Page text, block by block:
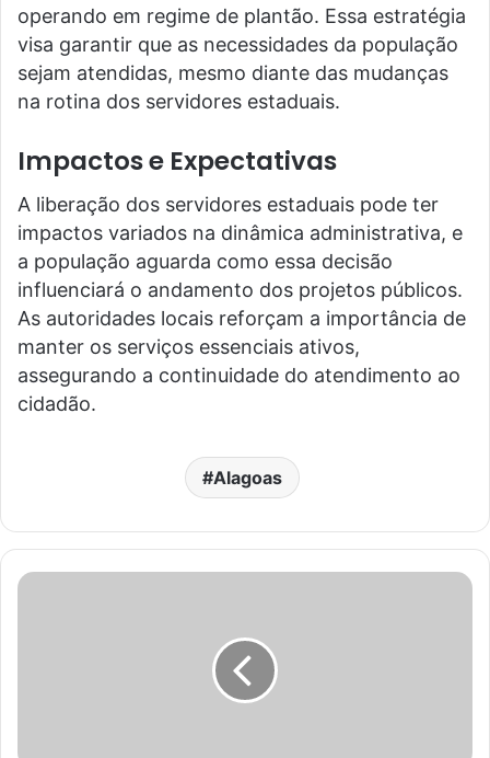
operando em regime de plantão. Essa estratégia
visa garantir que as necessidades da população
sejam atendidas, mesmo diante das mudanças
na rotina dos servidores estaduais.
Impactos e Expectativas
A liberação dos servidores estaduais pode ter
impactos variados na dinâmica administrativa, e
a população aguarda como essa decisão
influenciará o andamento dos projetos públicos.
As autoridades locais reforçam a importância de
manter os serviços essenciais ativos,
assegurando a continuidade do atendimento ao
cidadão.
Alagoas